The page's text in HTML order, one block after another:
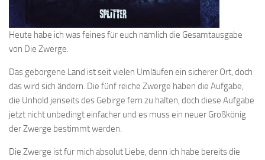
Heute habe ich was feines für euch nämlich die Gesamtausgabe
von Die Zwerge.
Das geborgene Land ist seit vielen Umläufen ein sicherer Ort, doch
das wird sich ändern. Die fünf reiche Zwerge haben die Aufgabe,
die Unhold jenseits des Gebirge fern zu halten, doch diese Aufgabe
jetzt nicht unbedingt einfacher und es muss ein neuer Großkönig
der Zwerge bestimmt werden.
Die Zwerge ist für mich absolut Liebe, denn ich habe bereits die